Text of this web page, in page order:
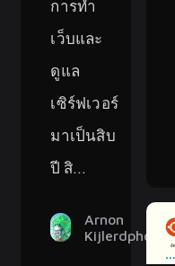
การทำ
เว็บและ
ดูแล
เซิร์ฟเวอร์
มาเป็นสิบ
ปี สิ...
Arnon
Kijlerdphon